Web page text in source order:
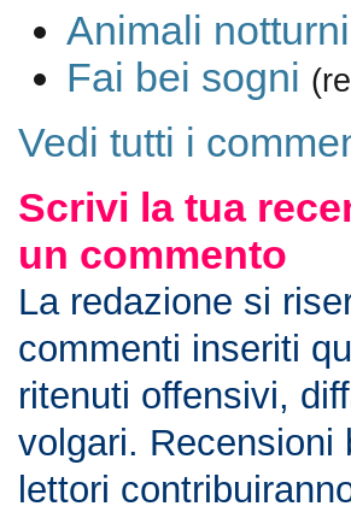
Animali notturni
Fai bei sogni
Vedi tutti i
Scrivi la tua
un commento
La redazione si
commenti inseriti
ritenuti offensivi,
volgari. Recensioni
lettori